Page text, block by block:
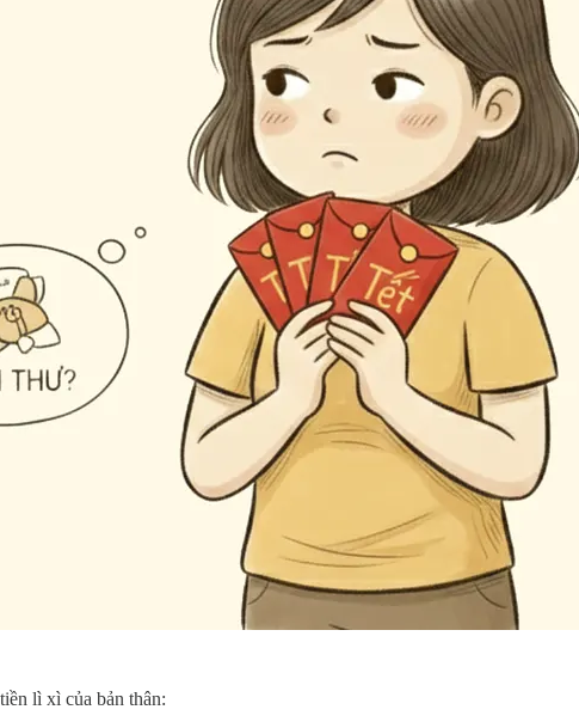
lì xì của bản thân: